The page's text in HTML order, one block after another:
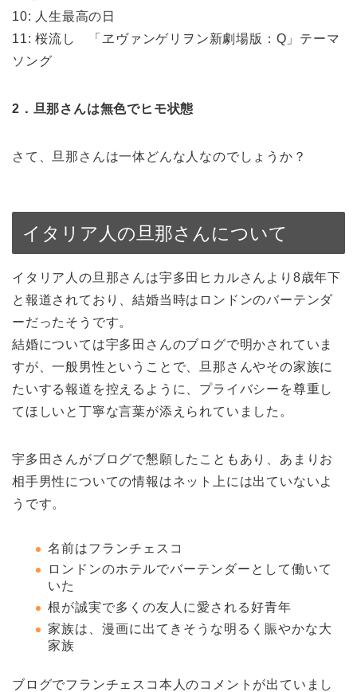
10: 人生最高の日
11: 桜流し 「ヱヴァンゲリヲン新劇場版：Q」テーマ
ソング
2．旦那さんは無色でヒモ状態
さて、旦那さんは一体どんな人なのでしょうか？
イタリア人の旦那さんについて
イタリア人の旦那さんは宇多田ヒカルさんより8歳年下
と報道されており、結婚当時はロンドンのバーテンダ
ーだったそうです。
結婚については宇多田さんのブログで明かされていま
すが、一般男性ということで、旦那さんやその家族に
たいする報道を控えるように、プライバシーを尊重し
てほしいと丁寧な言葉が添えられていました。
宇多田さんがブログで懇願したこともあり、あまりお
相手男性についての情報はネット上には出ていないよ
うです。
名前はフランチェスコ
ロンドンのホテルでバーテンダーとして働いて
いた
根が誠実で多くの友人に愛される好青年
家族は、漫画に出てきそうな明るく賑やかな大
家族
ブログでフランチェスコ本人のコメントが出ていまし